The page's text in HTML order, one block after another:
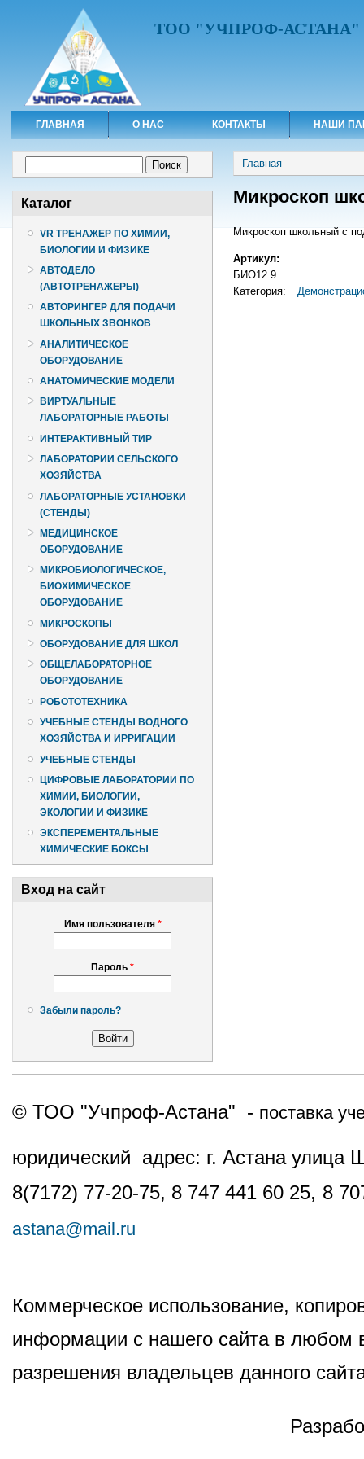
ТОО "УЧПРОФ-АСТАНА"
ГЛАВНАЯ О НАС КОНТАКТЫ НАШИ
Каталог
VR ТРЕНАЖЕР ПО ХИМИИ,
БИОЛОГИИ И ФИЗИКЕ
АВТОДЕЛО
(АВТОТРЕНАЖЕРЫ)
АВТОРИНГЕР ДЛЯ ПОДАЧИ
ШКОЛЬНЫХ ЗВОНКОВ
АНАЛИТИЧЕСКОЕ
ОБОРУДОВАНИЕ
АНАТОМИЧЕСКИЕ МОДЕЛИ
ВИРТУАЛЬНЫЕ
ЛАБОРАТОРНЫЕ РАБОТЫ
ИНТЕРАКТИВНЫЙ ТИР
ЛАБОРАТОРИИ СЕЛЬСКОГО
ХОЗЯЙСТВА
ЛАБОРАТОРНЫЕ УСТАНОВКИ
(СТЕНДЫ)
МЕДИЦИНСКОЕ
ОБОРУДОВАНИЕ
МИКРОБИОЛОГИЧЕСКОЕ,
БИОХИМИЧЕСКОЕ
ОБОРУДОВАНИЕ
МИКРОСКОПЫ
ОБОРУДОВАНИЕ ДЛЯ ШКОЛ
ОБЩЕЛАБОРАТОРНОЕ
ОБОРУДОВАНИЕ
РОБОТОТЕХНИКА
УЧЕБНЫЕ СТЕНДЫ ВОДНОГО
ХОЗЯЙСТВА И ИРРИГАЦИИ
УЧЕБНЫЕ СТЕНДЫ
ЦИФРОВЫЕ ЛАБОРАТОРИИ ПО
ХИМИИ, БИОЛОГИИ,
ЭКОЛОГИИ И ФИЗИКЕ
ЭКСПЕРЕМЕНТАЛЬНЫЕ
ХИМИЧЕСКИЕ БОКСЫ
Вход на сайт
Имя пользователя *
Пароль *
Забыли пароль?
Вы здесь
Главная
Микроскоп
Микроскоп школьный с
Артикул:
БИО12.9
Категория:
© ТОО "Учпроф-Астана" - поставка
юридический адрес: г. Астана
8(7172) 77-20-75, 8 747 441 60 25, 8
astana@mail.ru
Коммерческое использование,
информации с нашего сайта в любом
разрешения владельцев данного